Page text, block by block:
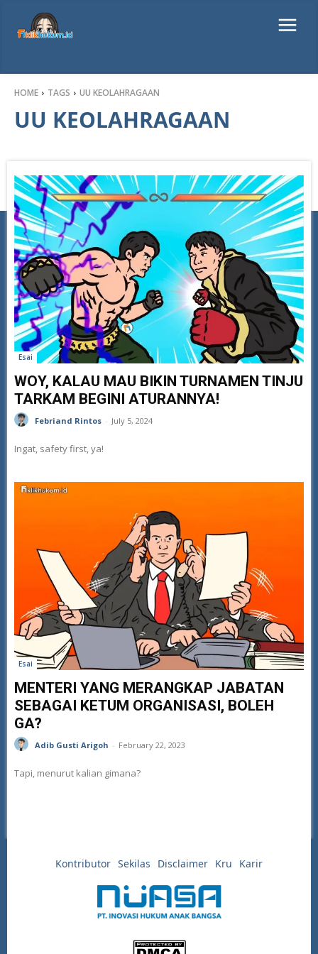
HOME TAGS UU KEOLAHRAGAAN
UU KEOLAHRAGAAN
Esai
WOY, KALAU MAU BIKIN TURNAMEN TINJU
TARKAM BEGINI ATURANNYA!
Febriand Rintos - July 5, 2024
Ingat, safety first, ya!
Esai
MENTERI YANG MERANGKAP JABATAN
SEBAGAI KETUM ORGANISASI, BOLEH
GA?
Adib Gusti Arigoh - February 22, 2023
Tapi, menurut kalian gimana?
Kontributor Sekilas Disclaimer Kru Karir